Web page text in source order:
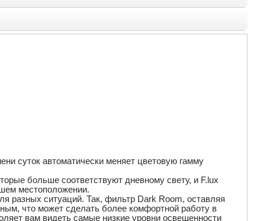
суток автоматически меняет цветовую гамму
больше соответствуют дневному свету, и F.lux
местоположении.
разных ситуаций. Так, фильтр Dark Room, оставляя
что может сделать более комфортной работу в
вам видеть самые низкие уровни освещенности